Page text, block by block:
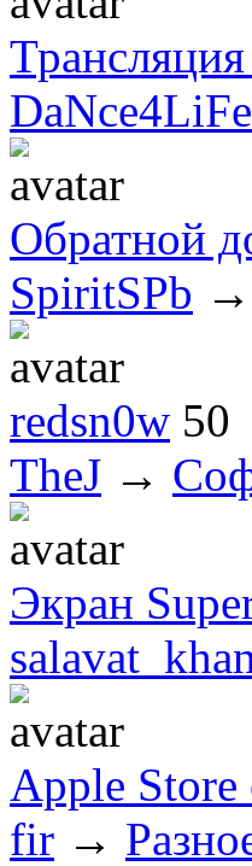
DaNce4LiFe
Обратной
SpiritSPb →
redsn0w 50
TheJ →
Экран
Apple Store
fir →